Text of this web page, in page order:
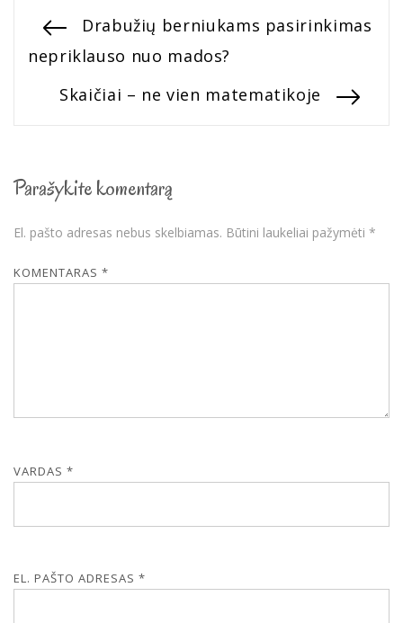
Navigacija
tarp
Previous
post:
Drabužių berniukams pasirinkimas
nepriklauso nuo mados?
Next
Skaičiai – ne vien matematikoje
Parašykite komentarą
El. pašto adresas nebus skelbiamas. Būtini laukeliai pažymėti *
KOMENTARAS *
VARDAS *
EL. PAŠTO ADRESAS *